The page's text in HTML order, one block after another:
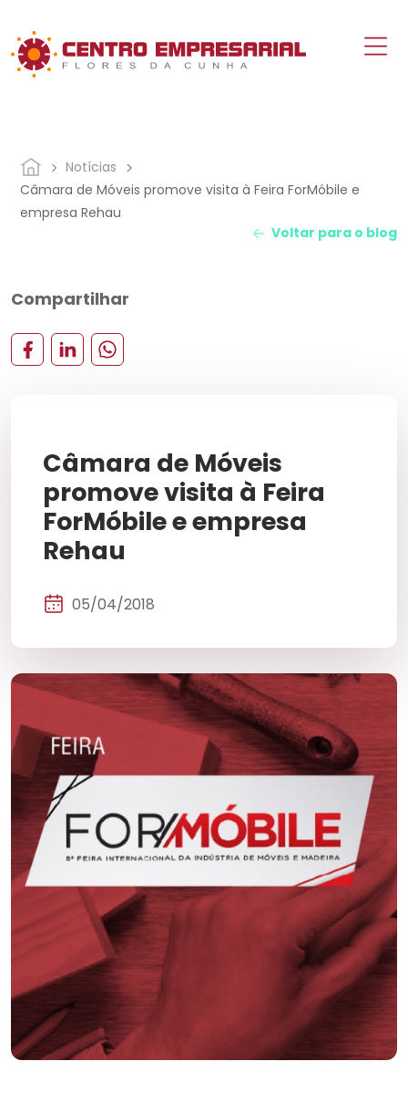
Notícias
Câmara de Móveis promove visita à Feira ForMóbile e
empresa Rehau
Voltar para o blog
Compartilhar
Câmara de Móveis
promove visita à Feira
ForMóbile e empresa
Rehau
05/04/2018